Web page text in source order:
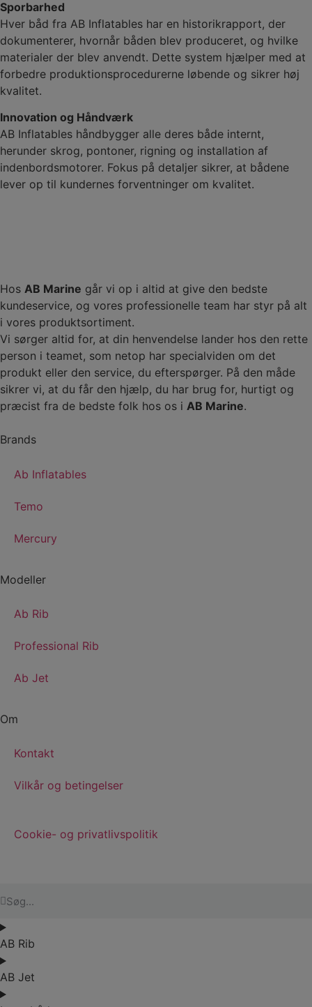
Sporbarhed
Hver båd fra AB Inflatables har en historikrapport, der
dokumenterer, hvornår båden blev produceret, og hvilke
materialer der blev anvendt. Dette system hjælper med at
forbedre produktionsprocedurerne løbende og sikrer høj
kvalitet.
Innovation og Håndværk
AB Inflatables håndbygger alle deres både internt,
herunder skrog, pontoner, rigning og installation af
indenbordsmotorer. Fokus på detaljer sikrer, at bådene
lever op til kundernes forventninger om kvalitet.
Hos AB Marine går vi op i altid at give den bedste
kundeservice, og vores professionelle team har styr på alt
i vores produktsortiment.
Vi sørger altid for, at din henvendelse lander hos den rette
person i teamet, som netop har specialviden om det
produkt eller den service, du efterspørger. På den måde
sikrer vi, at du får den hjælp, du har brug for, hurtigt og
præcist fra de bedste folk hos os i AB Marine.
Brands
Ab Inflatables
Temo
Mercury
Modeller
Ab Rib
Professional Rib
Ab Jet
Om
Kontakt
Vilkår og betingelser
Cookie- og privatlivspolitik
AB Rib
AB Jet